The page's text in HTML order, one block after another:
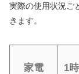
実際の使用状況ご
きます。
家電 1